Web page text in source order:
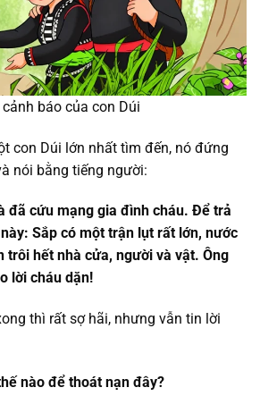
báo của con Dúi
con Dúi lớn nhất tìm đến, nó đứng
nói bằng tiếng người:
đã cứu mạng gia đình cháu. Để trả
Sắp có một trận lụt rất lớn, nước
trôi hết nhà cửa, người và vật. Ông
lời cháu dặn!
thì rất sợ hãi, nhưng vẫn tin lời
nào để thoát nạn đây?